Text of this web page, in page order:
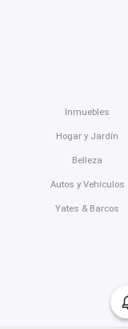
Inmuebles
Hogar y Jardín
Belleza
Autos y Vehículos
Yates & Barcos